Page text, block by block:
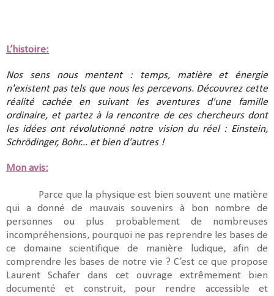
L’histoire:
Nos sens nous mentent : temps, matière et énergie
n'existent pas tels que nous les percevons. Découvrez cette
réalité cachée en suivant les aventures d'une famille
ordinaire, et partez à la rencontre de ces chercheurs dont
les idées ont révolutionné notre vision du réel : Einstein,
Schrödinger, Bohr... et bien d'autres !
Mon avis:
Parce que la physique est bien souvent une matière
qui a donné de mauvais souvenirs à bon nombre de
personnes ou plus probablement de nombreuses
incompréhensions, pourquoi ne pas reprendre les bases de
ce domaine scientifique de manière ludique, afin de
comprendre les bases de notre vie ? C’est ce que propose
Laurent Schafer dans cet ouvrage extrêmement bien
documenté et construit, pour rendre accessible et